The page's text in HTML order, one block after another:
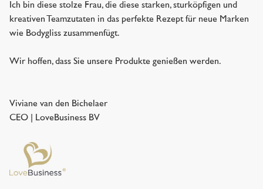
Ich bin diese stolze Frau, die diese starken, sturköpfigen und
kreativen Teamzutaten in das perfekte Rezept für neue Marken
wie Bodygliss zusammenfügt.
Wir hoffen, dass Sie unsere Produkte genießen werden.
Viviane van den Bichelaer
CEO | LoveBusiness BV